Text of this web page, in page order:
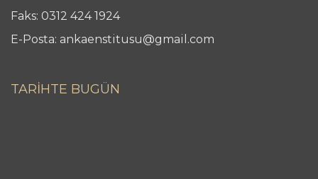
Faks: 0312 424 1924
E-Posta: ankaenstitusu@gmail.com
TARİHTE BUGÜN